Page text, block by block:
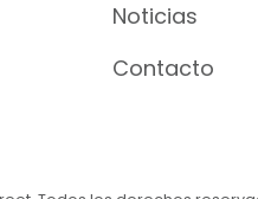
Noticias
Contacto